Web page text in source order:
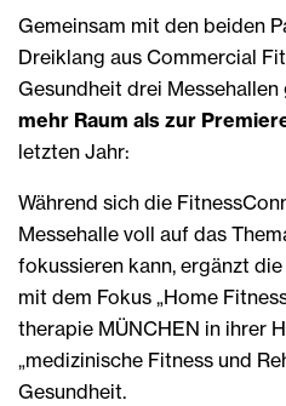
Gemeinsam mit den beiden
Dreiklang aus Commercial
Gesundheit drei
mehr Raum als zur
letzten Jahr:
Während sich die
Messehalle voll auf das
fokussieren kann, ergänzt
mit dem Fokus „Home
therapie MÜNCHEN in ihrer
„medizinische Fitness und
Gesundheit.